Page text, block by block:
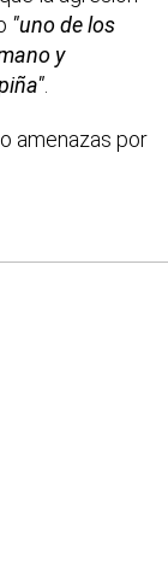
"uno de los
y
amenazas por